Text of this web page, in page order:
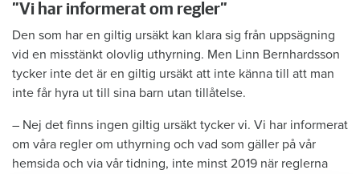
”Vi har informerat om regler”
Den som har en giltig ursäkt kan klara sig från uppsägning
vid en misstänkt olovlig uthyrning. Men Linn Bernhardsson
tycker inte det är en giltig ursäkt att inte känna till att man
inte får hyra ut till sina barn utan tillåtelse.
– Nej det finns ingen giltig ursäkt tycker vi. Vi har informerat
om våra regler om uthyrning och vad som gäller på vår
hemsida och via vår tidning, inte minst 2019 när reglerna